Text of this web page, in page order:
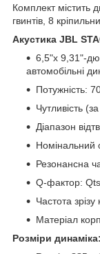
Комплект містить
гвинтів, 8
Акустика JBL
6,5"x 9,31"-
автомобільні
Потужність:
Чутливість
Діапазон
Номінальний
Резонансна
Q-фактор:
Частота
Матеріал
Розміри динаміка: